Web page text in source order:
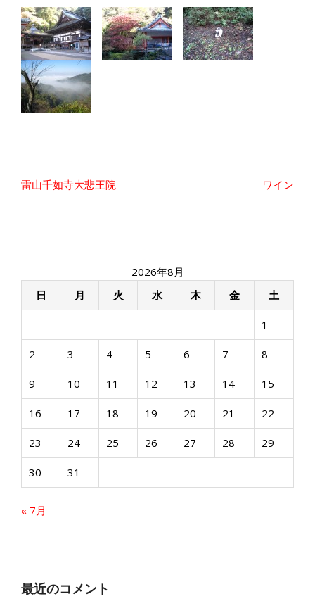
投
シ
ン
雷山千如寺大悲王院 ワイン
2026年8月
日
月 火 水 木 金 土
1
2 3 4 5 6 7 8
9 10 11 12 13 14 15
16 17 18 19 20 21 22
23 24 25 26 27 28 29
30 31
« 7月
最近のコメント